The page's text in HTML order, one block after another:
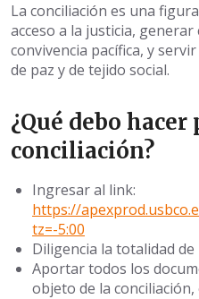
La conciliación es una
acceso a la justicia,
convivencia pacífica, y
de paz y de tejido social.
¿Qué debo
conciliación?
Ingresar al link:
https://
tz=-5:00
Diligencia la totalidad
Aportar todos los
objeto de la